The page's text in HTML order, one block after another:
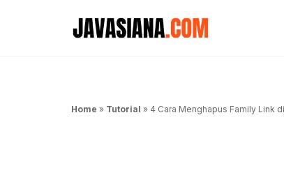
Home » Tutorial » 4 Cara Menghapus Family Link